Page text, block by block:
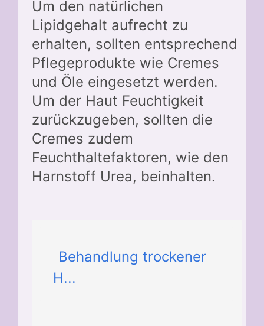
Um den natürlichen
Lipidgehalt aufrecht zu
erhalten, sollten entsprechend
Pflegeprodukte wie Cremes
und Öle eingesetzt werden.
Um der Haut Feuchtigkeit
zurückzugeben, sollten die
Cremes zudem
Feuchthaltefaktoren, wie den
Harnstoff Urea, beinhalten.
Behandlung trockener
H...